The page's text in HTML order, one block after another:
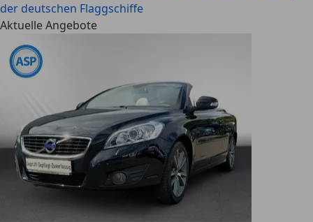
der deutschen Flaggschiffe
Aktuelle Angebote